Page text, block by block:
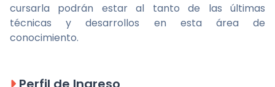
cursarla podrán estar al tanto de las últimas
técnicas y desarrollos en esta área de
conocimiento.